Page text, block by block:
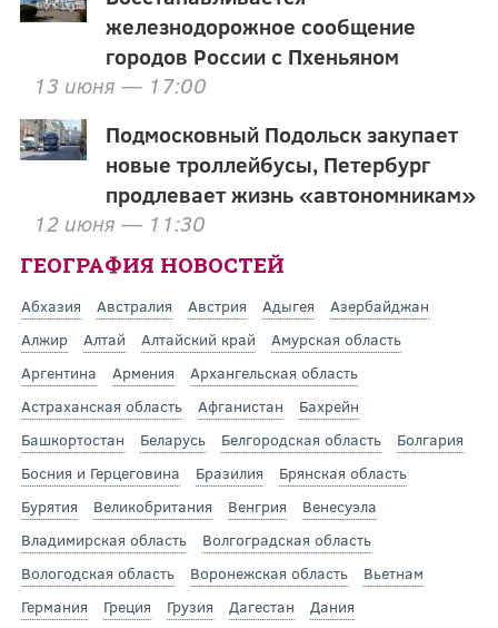
железнодорожное сообщение
городов России с Пхеньяном
13 июня — 17:00
Подмосковный Подольск закупает
новые троллейбусы, Петербург
продлевает жизнь «автономникам»
12 июня — 11:30
ГЕОГРАФИЯ НОВОСТЕЙ
Абхазия Австралия Австрия Адыгея
Азербайджан
Алжир
Алтай Алтайский край
Амурская область
Аргентина
Армения
Архангельская область
Астраханская область
Афганистан
Бахрейн
Башкортостан
Беларусь Белгородская область
Болгария
Босния и Герцеговина
Бразилия
Брянская область
Бурятия
Великобритания Венгрия
Венесуэла
Владимирская область
Волгоградская область
Вологодская область
Воронежская область
Вьетнам
Германия
Греция Грузия Дагестан
Дания